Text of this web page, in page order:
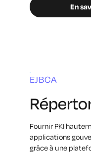
En
EJBCA
Fournir PKI
applications
grâce à une